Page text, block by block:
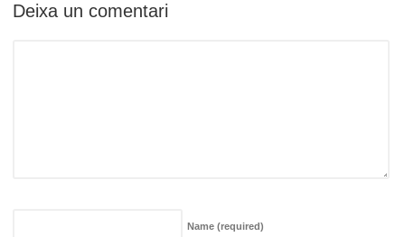
Deixa un comentari
Name (required)